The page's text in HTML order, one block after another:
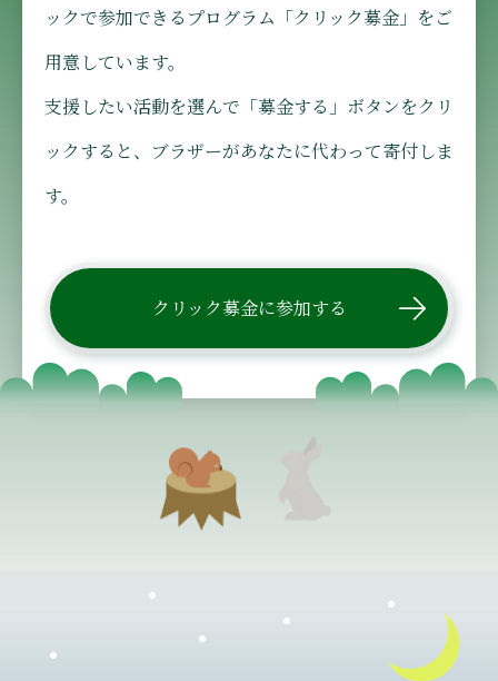
ックで参加できるプログラム「クリック募金」をご
用意しています。
支援したい活動を選んで「募金する」ボタンをクリ
ックすると、ブラザーがあなたに代わって寄付しま
す。
クリック募金に参加する